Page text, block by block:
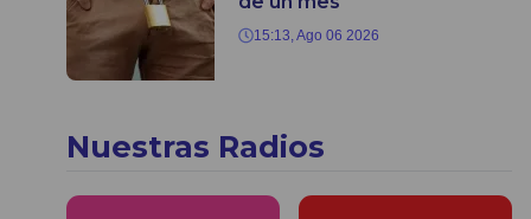
15:13, Ago 06 2026
Nuestras Radios